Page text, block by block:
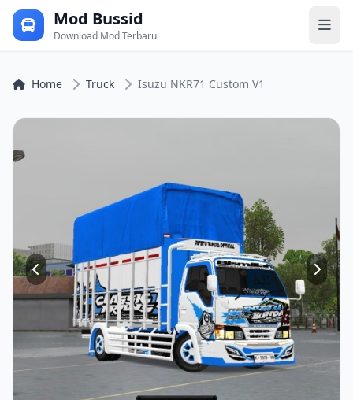
Mod Bussid
Download Mod Terbaru
Home Truck Isuzu NKR71 Custom V1